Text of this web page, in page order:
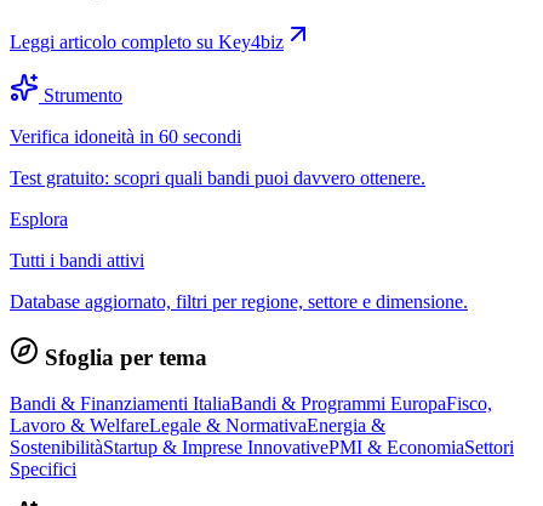
Leggi articolo completo su Key4biz
Strumento
Verifica idoneità in 60 secondi
Test gratuito: scopri quali bandi puoi davvero ottenere.
Esplora
Tutti i bandi attivi
Database aggiornato, filtri per regione, settore e dimensione.
Sfoglia per tema
Bandi & Finanziamenti ItaliaBandi & Programmi EuropaFisco,
Lavoro & WelfareLegale & NormativaEnergia &
SostenibilitàStartup & Imprese InnovativePMI & EconomiaSettori
Specifici